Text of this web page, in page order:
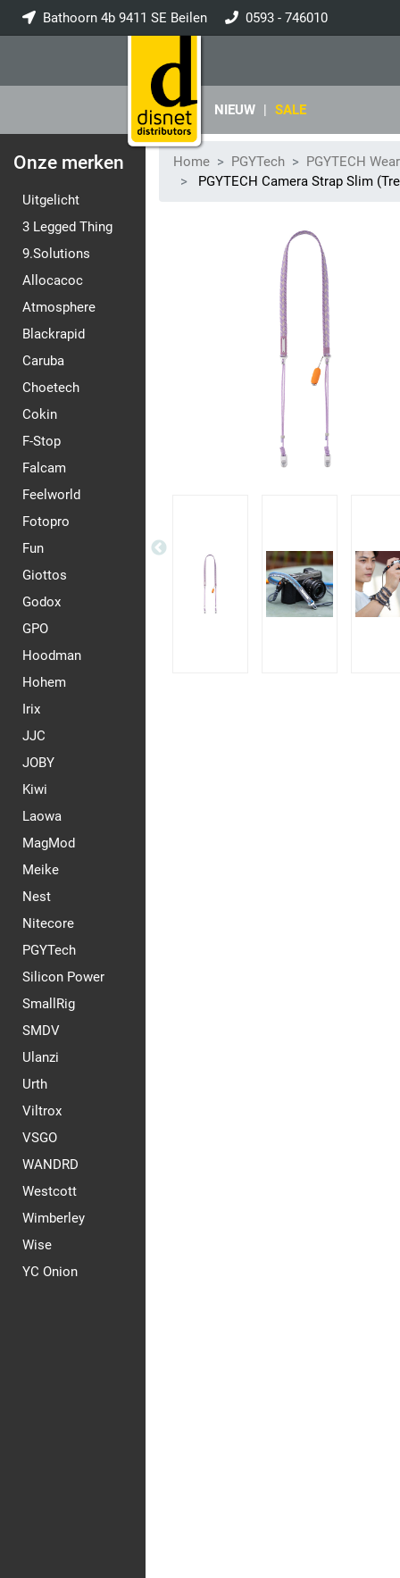
Bathoorn 4b 9411 SE Beilen 0593 - 746010
NIEUW | SALE
Onze merken
Uitgelicht
3 Legged Thing
9.Solutions
Allocacoc
Atmosphere
Blackrapid
Caruba
Choetech
Cokin
F-Stop
Falcam
Feelworld
Fotopro
Fun
Giottos
Godox
GPO
Hoodman
Hohem
Irix
JJC
JOBY
Kiwi
Laowa
MagMod
Meike
Nest
Nitecore
PGYTech
Silicon Power
SmallRig
SMDV
Ulanzi
Urth
Viltrox
VSGO
WANDRD
Westcott
Wimberley
Wise
YC Onion
Home PGYTech
PGYTECH
PGYTECH Camera Strap Slim